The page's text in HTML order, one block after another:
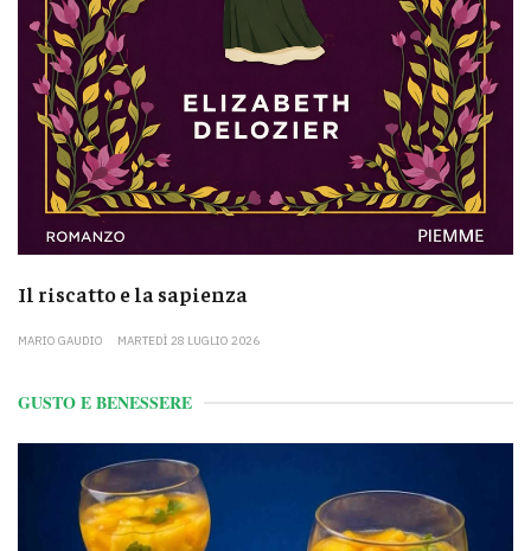
Il riscatto e la sapienza
MARIO GAUDIO MARTEDÌ 28 LUGLIO 2026
GUSTO E BENESSERE